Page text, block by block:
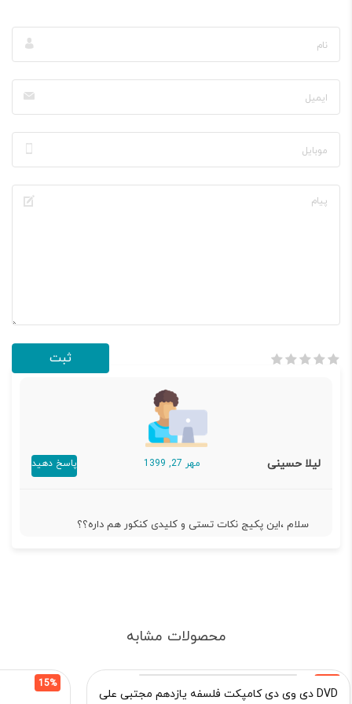
لیلا حسینی مهر 27, 1399 پاسخ دهید
سلام ،این پکیج نکات تستی و کلیدی کنکور هم داره؟؟
محصولات مشابه
DVD دی وی دی کامپکت فلسفه یازدهم مجتبی علی
15%